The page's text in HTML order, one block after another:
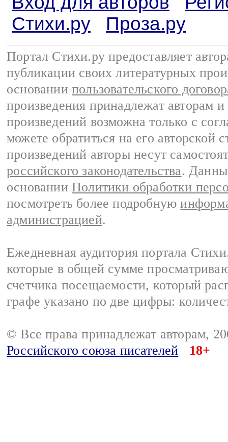
Стихи.ру
Проза.ру
Портал Стихи.ру предоставляет
публикации своих литературных
основании пользовательского
произведения принадлежат авторам
произведений возможна только с
можете обратиться на его авторской
произведений авторы несут
российского законодательства.
основании Политики обработки
посмотреть более подробную
администрацией.
Ежедневная аудитория портала
которые в общей сумме
счетчика посещаемости, который
графе указано по две цифры:
© Все права принадлежат авторам,
Российского союза писателей
18+